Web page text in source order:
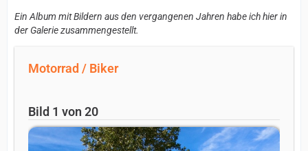
Ein Album mit Bildern aus den vergangenen Jahren habe ich hier in
der Galerie zusammengestellt.
Motorrad / Biker
Bild 1 von 20